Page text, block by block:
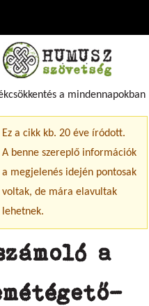
a mindennapokban
Figyelmeztető üzenet
Ez a cikk kb. 20 éve íródott.
A benne szereplő információk
a megjelenés idején pontosak
voltak, de mára elavultak
lehetnek.
a